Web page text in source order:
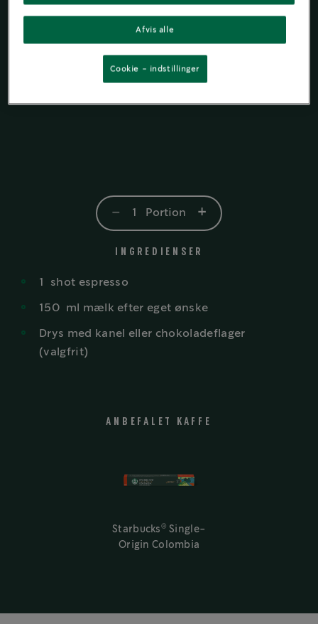
- 1 Portion +
INGREDIENSER
1 shot espresso
150 ml mælk efter eget ønske
Drys med kanel eller chokoladeflager
(valgfrit)
ANBEFALET KAFFE
Starbucks ® Single-
Origin Colombia
Afvis alle
Cookie - indstillinger